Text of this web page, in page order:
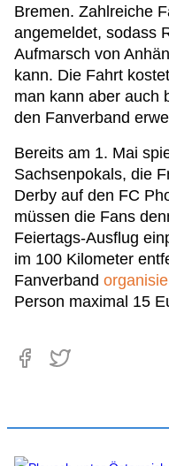
Bremen. Zahlreiche
angemeldet, sodass
Aufmarsch von
kann. Die Fahrt
man kann aber auch
den Fanverband
Bereits am 1. Mai
Sachsenpokals, die
Derby auf den FC
müssen die Fans
Feiertags-Ausflug
im 100 Kilometer
Fanverband
Person maximal 15